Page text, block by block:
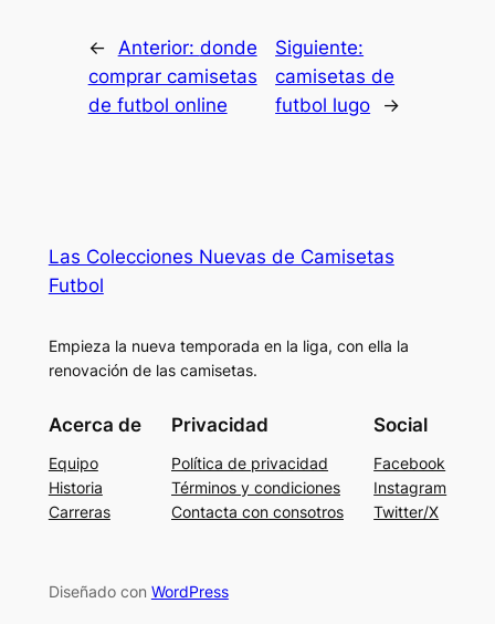
← Anterior: donde
comprar camisetas
de futbol online
Siguiente:
camisetas de
futbol lugo
→
Las Colecciones Nuevas de Camisetas
Futbol
Empieza la nueva temporada en la liga, con ella la
renovación de las camisetas.
Acerca de
Equipo
Historia
Carreras
Privacidad
Política de privacidad
Términos y condiciones
Contacta con consotros
Social
Facebook
Instagram
Twitter/X
Diseñado con WordPress